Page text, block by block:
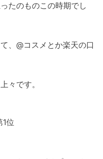
たのものこの時期でし
、@コスメとか楽天の口
々です。
位